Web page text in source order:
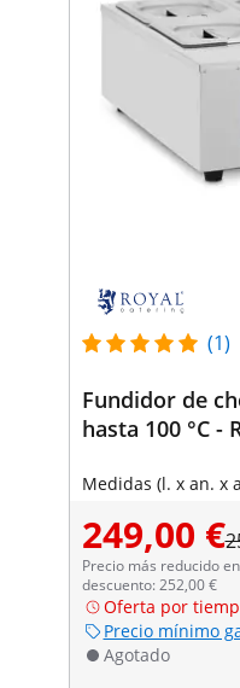
(1)
Fundidor de
hasta 100 °C -
Medidas (l. x an. x
249,00 €
Precio más reducido
descuento: 252,00 €
Oferta por
Precio mínimo
Agotado